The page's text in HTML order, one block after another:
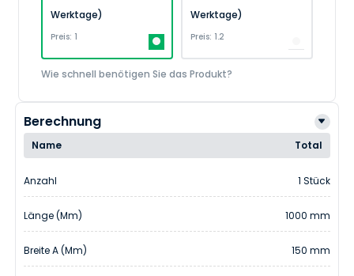
Werktage)
Preis: 1
Werktage)
Preis: 1.2
Wie schnell benötigen Sie das Produkt?
Berechnung
Name Total
Anzahl 1 Stück
Länge (mm) 1000 mm
Breite A (mm) 150 mm